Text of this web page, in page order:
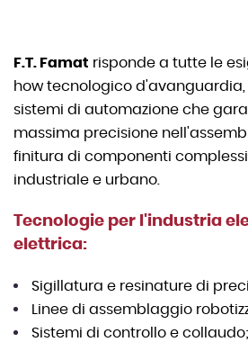
F.T. Famat risponde a tutte le
how tecnologico
sistemi di automazione che
massima precisione
finitura di componenti
industriale e urbano.
Tecnologie per l'industria
elettrica:
Sigillatura e resinature di
Linee di assemblaggio
Sistemi di controllo e collaudo;